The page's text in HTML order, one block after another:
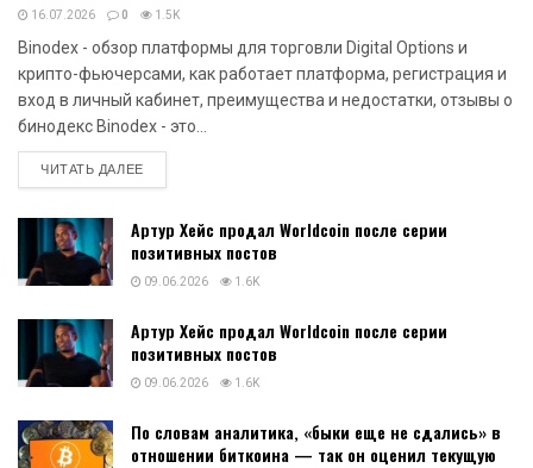
16.07.2026 0 1.5K
Binodex - обзор платформы для торговли Digital Options и
крипто-фьючерсами, как работает платформа, регистрация и
вход в личный кабинет, преимущества и недостатки, отзывы о
бинодекс Binodex - это...
ЧИТАТЬ ДАЛЕЕDETAILS
Артур Хейс продал Worldcoin после серии
позитивных постов
09.06.2026 1.6K
Артур Хейс продал Worldcoin после серии
позитивных постов
09.06.2026 1.6K
По словам аналитика, «быки еще не сдались» в
отношении биткоина — так он оценил текущую